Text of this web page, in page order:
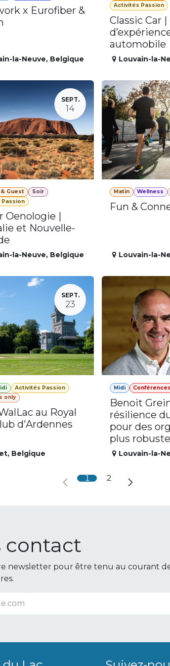
x Eurofiber &
la-Neuve, Belgique
Activités Passion
Classic Car
automobile
Louvain-la-
SEPT.
14
Guest
Soir
Oenologie |
et Nouvelle-
la-Neuve, Belgique
Matin Wellness
Fun &
Louvain-la-
SEPT.
23
Activités Passion
only
au Royal
d'Ardennes
, Belgique
Midi Conférences
Benoit
résilience
pour des
plus
Louvain-la-
1 2
contact
newsletter pour être tenu au courant